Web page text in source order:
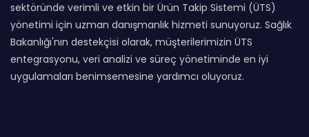
sektöründe verimli ve etkin bir Ürün Takip Sistemi (ÜTS)
yönetimi için uzman danışmanlık hizmeti sunuyoruz. Sağlık
Bakanlığı'nın destekçisi olarak, müşterilerimizin ÜTS
entegrasyonu, veri analizi ve süreç yönetiminde en iyi
uygulamaları benimsemesine yardımcı oluyoruz.